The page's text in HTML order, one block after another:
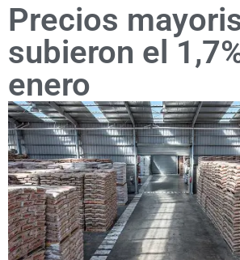
Precios
subieron el
enero